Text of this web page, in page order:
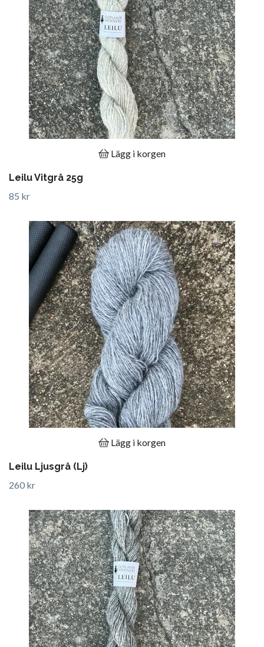
Lägg i korgen
Leilu Vitgrå 25g
85 kr
Lägg i korgen
Leilu Ljusgrå (Lj)
260 kr